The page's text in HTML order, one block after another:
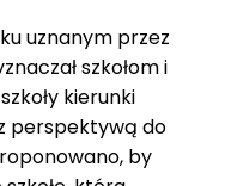
uznanym przez
szkołom i
kierunki
perspektywą do
by